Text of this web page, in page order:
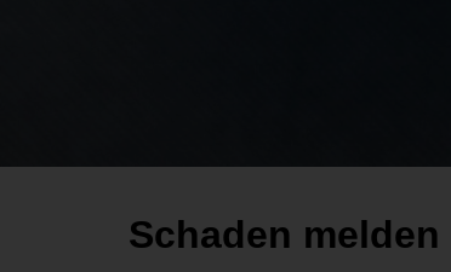
Schaden
melden
Schaden melden